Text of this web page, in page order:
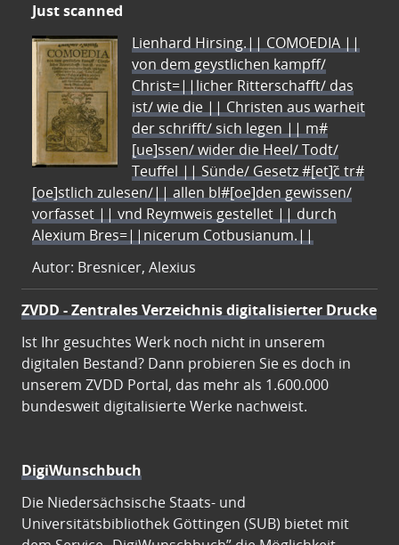
Just scanned
Lienhard Hirsing.|| COMOEDIA ||
von dem geystlichen kampff/
Christ=||licher Ritterschafft/ das
ist/ wie die || Christen aus warheit
der schrifft/ sich legen || m#
[ue]ssen/ wider die Heel/ Todt/
Teuffel || Sünde/ Gesetz #[et]c̃ tr#
[oe]stlich zulesen/|| allen bl#[oe]den gewissen/
vorfasset || vnd Reymweis gestellet || durch
Alexium Bres=||nicerum Cotbusianum.||
Autor: Bresnicer, Alexius
ZVDD - Zentrales Verzeichnis digitalisierter Drucke
Ist Ihr gesuchtes Werk noch nicht in unserem
digitalen Bestand? Dann probieren Sie es doch in
unserem ZVDD Portal, das mehr als 1.600.000
bundesweit digitalisierte Werke nachweist.
DigiWunschbuch
Die Niedersächsische Staats- und
Universitätsbibliothek Göttingen (SUB) bietet mit